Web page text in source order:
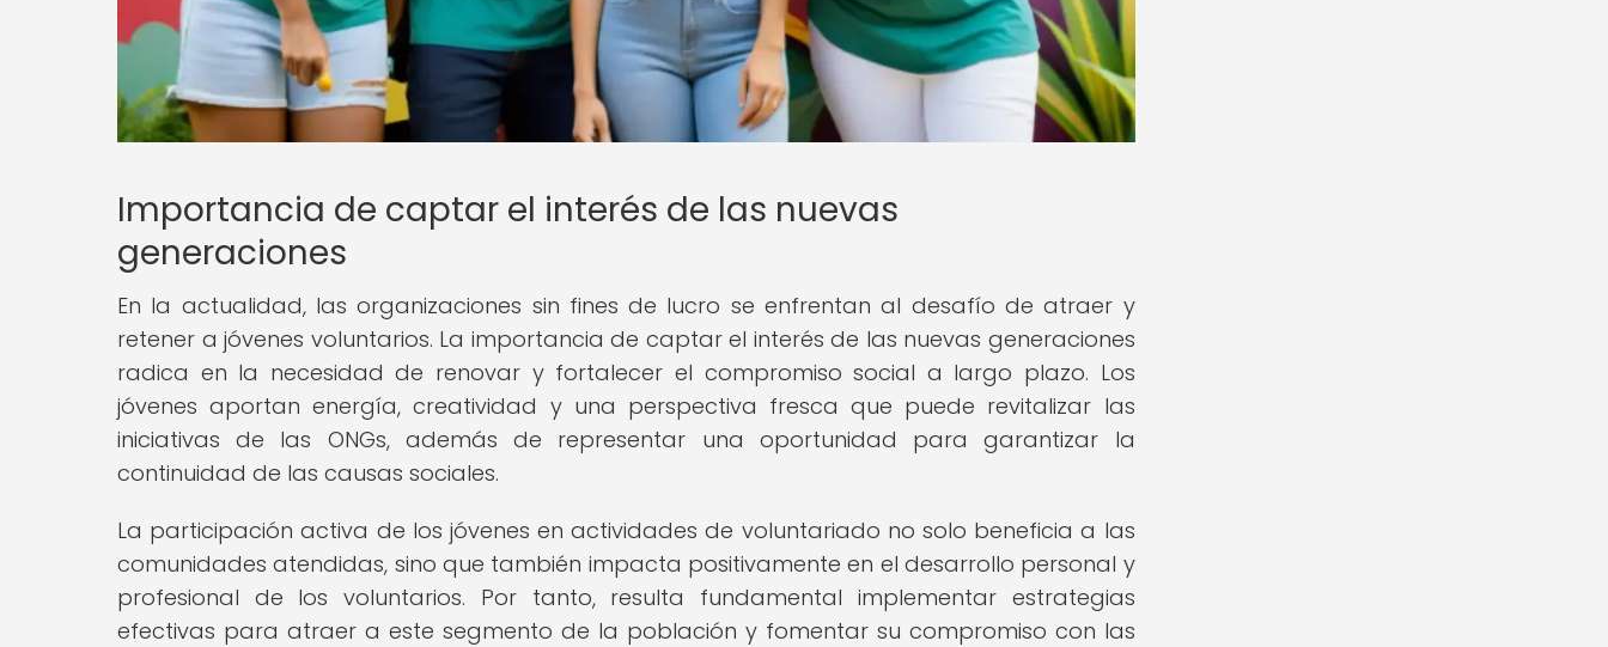
Importancia de captar el interés de las nuevas
generaciones
En la actualidad, las organizaciones sin fines de lucro se enfrentan al desafío de atraer y
retener a jóvenes voluntarios. La importancia de captar el interés de las nuevas generaciones
radica en la necesidad de renovar y fortalecer el compromiso social a largo plazo. Los
jóvenes aportan energía, creatividad y una perspectiva fresca que puede revitalizar las
iniciativas de las ONGs, además de representar una oportunidad para garantizar la
continuidad de las causas sociales.
La participación activa de los jóvenes en actividades de voluntariado no solo beneficia a las
comunidades atendidas, sino que también impacta positivamente en el desarrollo personal y
profesional de los voluntarios. Por tanto, resulta fundamental implementar estrategias
efectivas para atraer a este segmento de la población y fomentar su compromiso con las